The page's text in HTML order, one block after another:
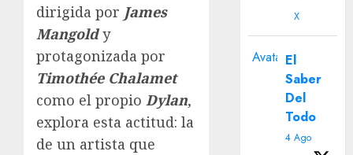
dirigida por James
Mangoldy
protagonizada por
Timothée Chalamet
como el propio Dylan,
explora esta actitud: la
de un artista que
X
Avatar El
Saber
Del
Todo
4 Ago